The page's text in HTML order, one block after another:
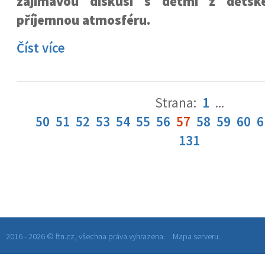
příjemnou atmosféru.
Číst více
Strana: 1 ...
50 51 52 53 54 55 56 57 58 59 60
131
2016 - 2026 © ftn.cz, všechna práva vyhrazena. Mapa serveru.